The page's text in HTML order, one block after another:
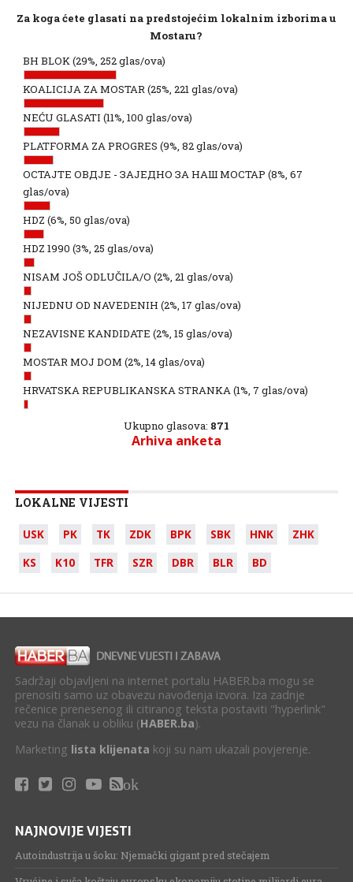
Za koga ćete glasati na predstojećim lokalnim izborima u
Mostaru?
BH BLOK(29%, 252 glas/ova)
KOALICIJA ZA MOSTAR(25%, 221 glas/ova)
NEĆU GLASATI (11%, 100 glas/ova)
PLATFORMA ZA PROGRES (9%, 82 glas/ova)
ОСТАЈТЕ ОВДЈЕ - ЗАЈЕДНО ЗА НАШ МОСТАР (8%, 67
glas/ova)
HDZ (6%, 50 glas/ova)
HDZ 1990 (3%, 25 glas/ova)
NISAM JOŠ ODLUČILA/O (2%, 21 glas/ova)
NIJEDNU OD NAVEDENIH (2%, 17 glas/ova)
NEZAVISNE KANDIDATE (2%, 15 glas/ova)
MOSTAR MOJ DOM (2%, 14 glas/ova)
HRVATSKA REPUBLIKANSKA STRANKA(1%, 7 glas/ova)
Ukupno glasova: 871
Arhiva anketa
LOKALNE VIJESTI
USK PK TK ZDK BPK SBK HNK
ZHK
KS
K10 TFR SZR DBR BLR BD
Sadržaji objavljeni na internet portalu HABER.ba mogu se
prenositi samo uz obavezu navođenja izvora. Iza zadnje
rečenice prenesenog ili citiranog teksta postaviti "hyperlink"
vezu na članak u obliku (HABER.ba).
Marketing lista klijenata koji su nam ukazali povjerenje.
ok
NAJNOVIJE VIJESTI
Autoindustrija u šoku: Njemački gigant pred stečajem